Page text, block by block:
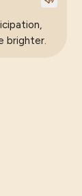
brighter.